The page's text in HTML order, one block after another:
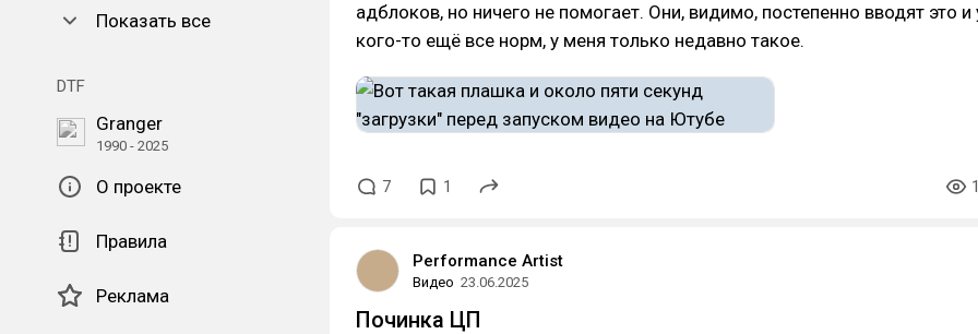
Показать все
DTF
Granger
1990 - 2025
О проекте
Правила
Реклама
адблоков, но ничего не помогает. Они, видимо, постепенно вводят это и
кого-то ещё все норм, у меня только недавно такое.
7 1
Performance Аrtist
Видео 23.06.2025
Починка ЦП